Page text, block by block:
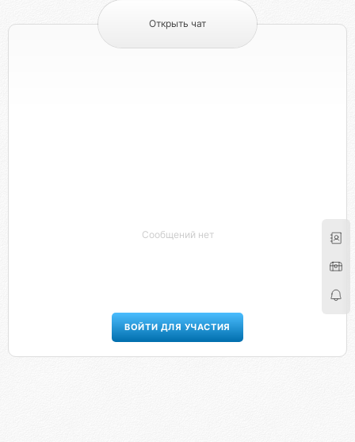
Открыть чат
Сообщений нет
ВОЙТИ ДЛЯ УЧАСТИЯ